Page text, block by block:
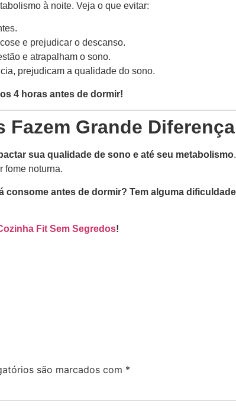
à noite. Veja o que evitar:
e prejudicar o descanso.
e atrapalham o sono.
prejudicam a qualidade do sono.
4 horas antes de dormir!
Fazem Grande
sua qualidade de sono e até seu metabolismo
fome noturna.
antes de dormir? Tem alguma
Fit Sem Segredos!
são marcados com *